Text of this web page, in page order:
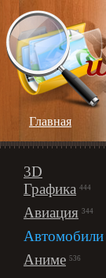
Главная
3D
Графика 444
Авиация 344
Автомобили
Аниме 536